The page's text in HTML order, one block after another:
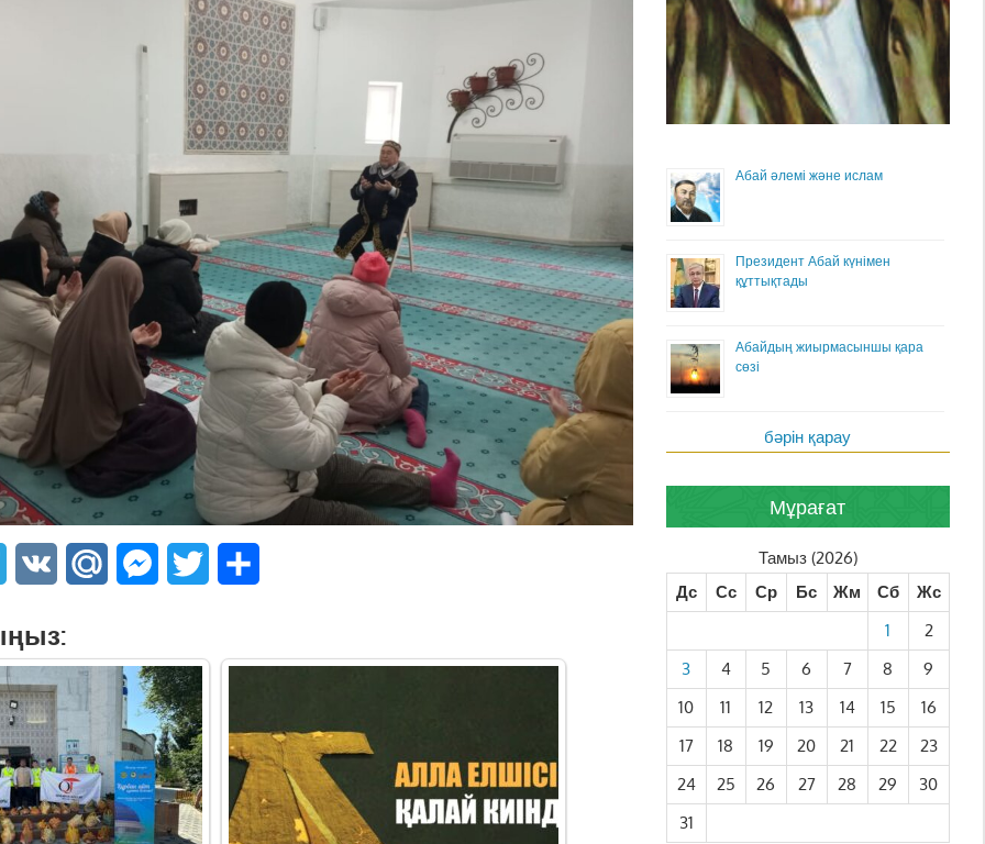
Telegram
VK Mail.Ru Messenger
Twitter
Абай әлемі және ислам
Президент Абай күнімен
құттықтады
Абайдың жиырмасыншы қара
сөзі
бәрін қарау
Мұрағат
Тамыз (2026)
Дс
Сс Ср Бс Жм Сб
Жс
1
2
3
4 5 6 7 8
9
10
11 12 13 14 15
16
17
18 19 20 21 22
23
24
25 26 27 28 29
30
31